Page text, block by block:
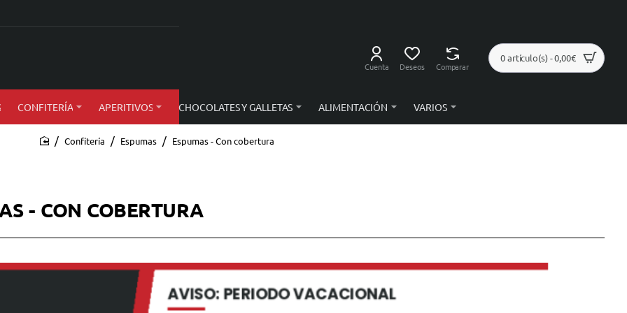
Cuenta Deseos Comparar
0 artículo(s) - 0,00€
CONFITERÍA APERITIVOS CHOCOLATES Y GALLETAS ALIMENTACIÓN VARIOS
home
Confitería Espumas Espumas - Con cobertura
- CON COBERTURA